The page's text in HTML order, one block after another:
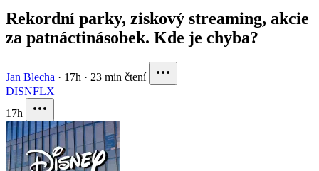
Rekordní parky, ziskový streaming, akcie
za patnáctinásobek. Kde je chyba?
Jan Blecha · 17h · 23 min čtení
DISNFLX
17h